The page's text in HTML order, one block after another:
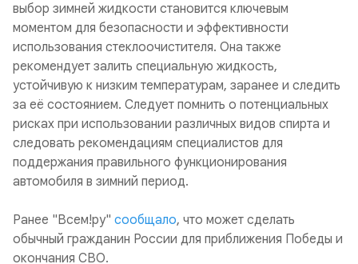
выбор зимней жидкости становится ключевым
моментом для безопасности и эффективности
использования стеклоочистителя. Она также
рекомендует залить специальную жидкость,
устойчивую к низким температурам, заранее и следить
за её состоянием. Следует помнить о потенциальных
рисках при использовании различных видов спирта и
следовать рекомендациям специалистов для
поддержания правильного функционирования
автомобиля в зимний период.
Ранее "Всем!ру" сообщало, что может сделать
обычный гражданин России для приближения Победы и
окончания СВО.